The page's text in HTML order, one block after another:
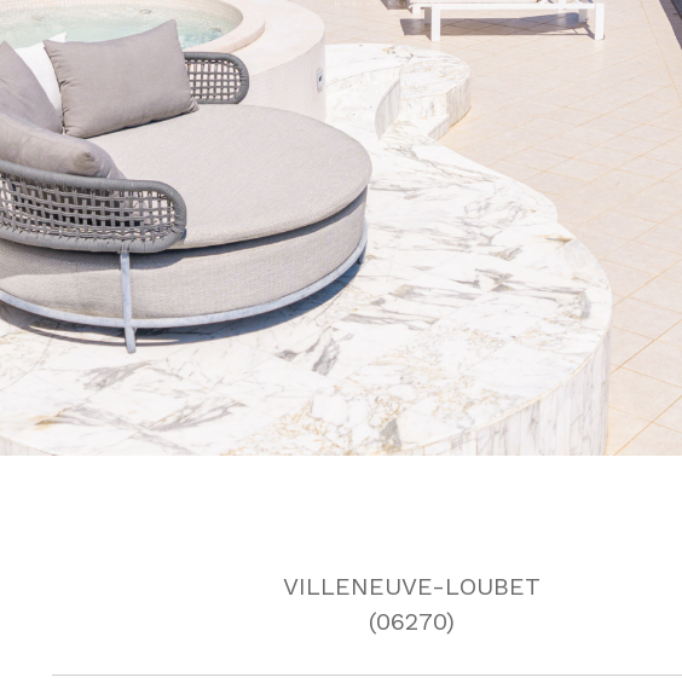
VILLENEUVE-LOUBET
(06270)